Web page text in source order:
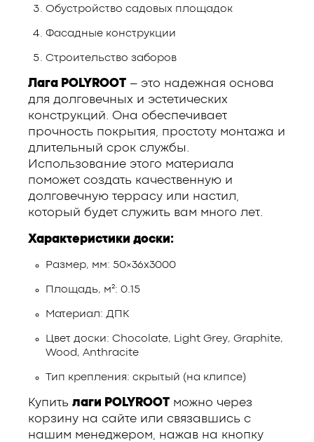
Обустройство садовых площадок
Фасадные конструкции
Строительство заборов
Лага POLYROOT – это надежная основа
для долговечных и эстетических
конструкций. Она обеспечивает
прочность покрытия, простоту монтажа и
длительный срок службы.
Использование этого материала
поможет создать качественную и
долговечную террасу или настил,
который будет служить вам много лет.
Характеристики доски:
Размер, мм: 50×36х3000
Площадь, м²: 0.15
Материал: ДПК
Цвет доски: Chocolate, Light Grey, Graphite,
Wood, Anthracite
Тип крепления: скрытый (на клипсе)
Купить лаги POLYROOT можно через
корзину на сайте или связавшись с
нашим менеджером, нажав на кнопку